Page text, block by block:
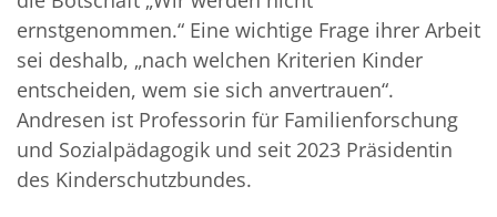
ernstgenommen.“ Eine wichtige Frage ihrer Arbeit
sei deshalb, „nach welchen Kriterien Kinder
entscheiden, wem sie sich anvertrauen“.
Andresen ist Professorin für Familienforschung
und Sozialpädagogik und seit 2023 Präsidentin
des Kinderschutzbundes.